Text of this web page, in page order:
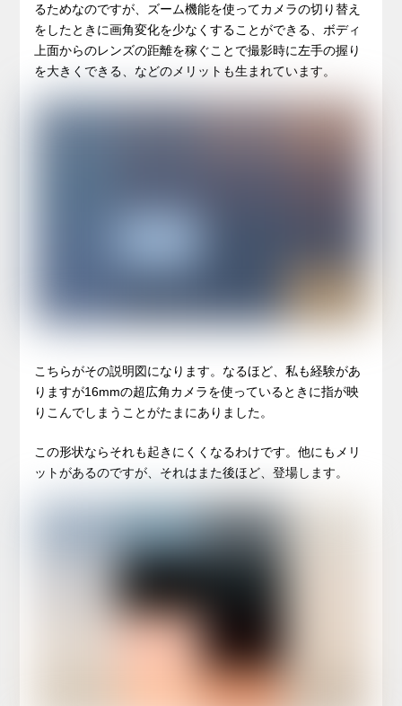
るためなのですが、ズーム機能を使ってカメラの切り替え
をしたときに画角変化を少なくすることができる、ボディ
上面からのレンズの距離を稼ぐことで撮影時に左手の握り
を大きくできる、などのメリットも生まれています。
こちらがその説明図になります。なるほど、私も経験があ
りますが16mmの超広角カメラを使っているときに指が映
りこんでしまうことがたまにありました。
この形状ならそれも起きにくくなるわけです。他にもメリ
ットがあるのですが、それはまた後ほど、登場します。